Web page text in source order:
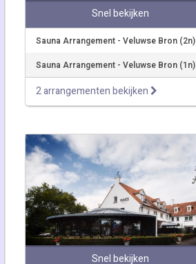
Snel bekijken
Sauna Arrangement - Veluwse Bron (2n)
Sauna Arrangement - Veluwse Bron (1n)
2 arrangementen bekijken
Snel bekijken